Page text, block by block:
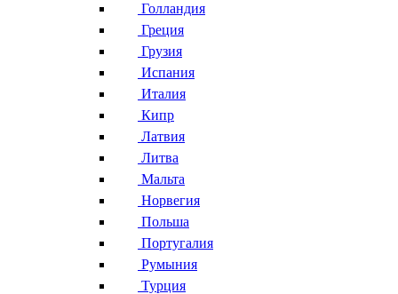
Голландия
Греция
Грузия
Испания
Италия
Кипр
Латвия
Литва
Мальта
Норвегия
Польша
Португалия
Румыния
Турция